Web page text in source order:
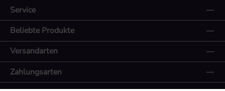
Service
Beliebte Produkte
Zahlungsarten
Versandarten